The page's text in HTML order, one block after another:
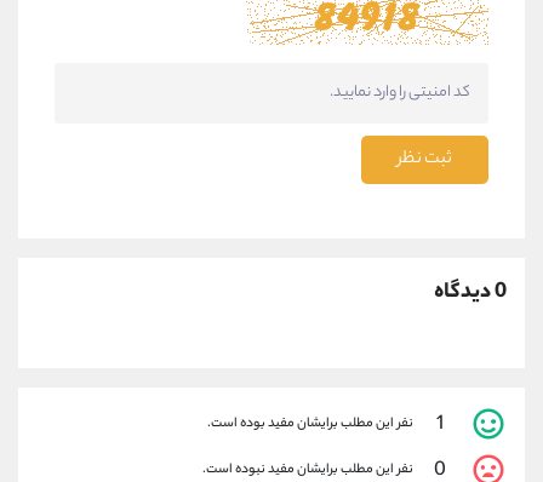
ثبت نظر
0 دیدگاه
1 نفر این مطلب برایشان مفید بوده است.
0 نفر این مطلب برایشان مفید نبوده است.